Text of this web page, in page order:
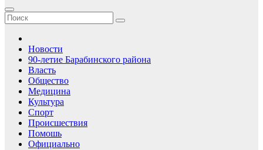
Новости
90-летие Барабинского района
Власть
Общество
Медицина
Культура
Спорт
Происшествия
Помошь
Официально